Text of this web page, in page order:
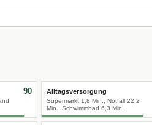
90 Alltagsversorgung
Supermarkt 1,8 Min., Notfall 22,2
Min., Schwimmbad 6,3 Min.